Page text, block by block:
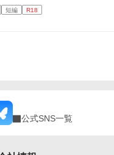
短編 R18
公式SNS一覧